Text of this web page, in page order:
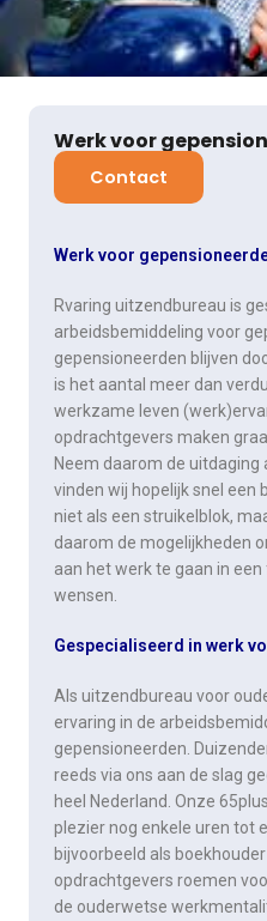
Werk voor
Contact
Werk voor
Rvaring uitzendbureau is
arbeidsbemiddeling voor
gepensioneerden blijven
is het aantal meer dan
werkzame leven
opdrachtgevers maken
Neem daarom de uitdaging
vinden wij hopelijk snel een
niet als een struikelblok,
daarom de mogelijkheden
aan het werk te gaan in
wensen.
Gespecialiseerd in werk
Als uitzendbureau voor
ervaring in de
gepensioneerden.
reeds via ons aan de slag
heel Nederland. Onze
plezier nog enkele uren tot
bijvoorbeeld als
opdrachtgevers roemen
de ouderwetse